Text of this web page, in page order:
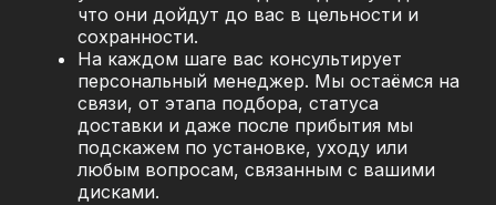
что они дойдут до вас в цельности и
сохранности.
На каждом шаге вас консультирует
персональный менеджер. Мы остаёмся на
связи, от этапа подбора, статуса
доставки и даже после прибытия мы
подскажем по установке, уходу или
любым вопросам, связанным с вашими
дисками.